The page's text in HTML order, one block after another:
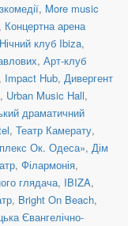
, More music
, Концертна арена
Нічний клуб Ibiza,
, Арт-клуб
, Impact Hub, Дивергент
, Urban Music Hall,
драматичний
, Театр Камерату,
Ок. Одеса», Дім
, Філармонія,
глядача, IBIZA,
, Bright On Beach,
Євангелічно-